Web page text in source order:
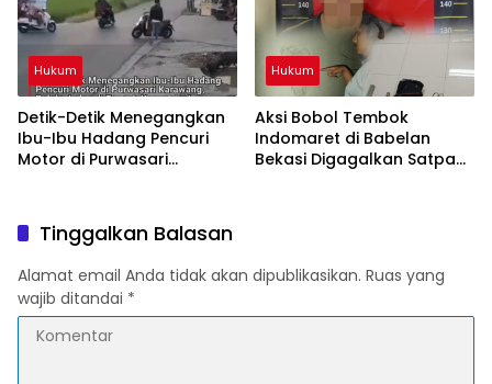
Hukum
Detik-Detik Menegangkan
Ibu-Ibu Hadang Pencuri
Motor di Purwasari
Hukum
Aksi Bobol Tembok
Indomaret di Babelan
Bekasi Digagalkan Satpam
Tinggalkan Balasan
Alamat email Anda tidak akan dipublikasikan. Ruas yang
wajib ditandai *